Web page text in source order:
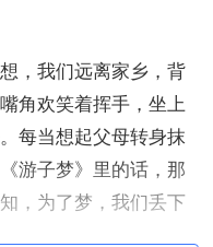
，我们远离家乡，背
角欢笑着挥手，坐上
每当想起父母转身抹
游子梦》里的话，那
，为了梦，我们丢下